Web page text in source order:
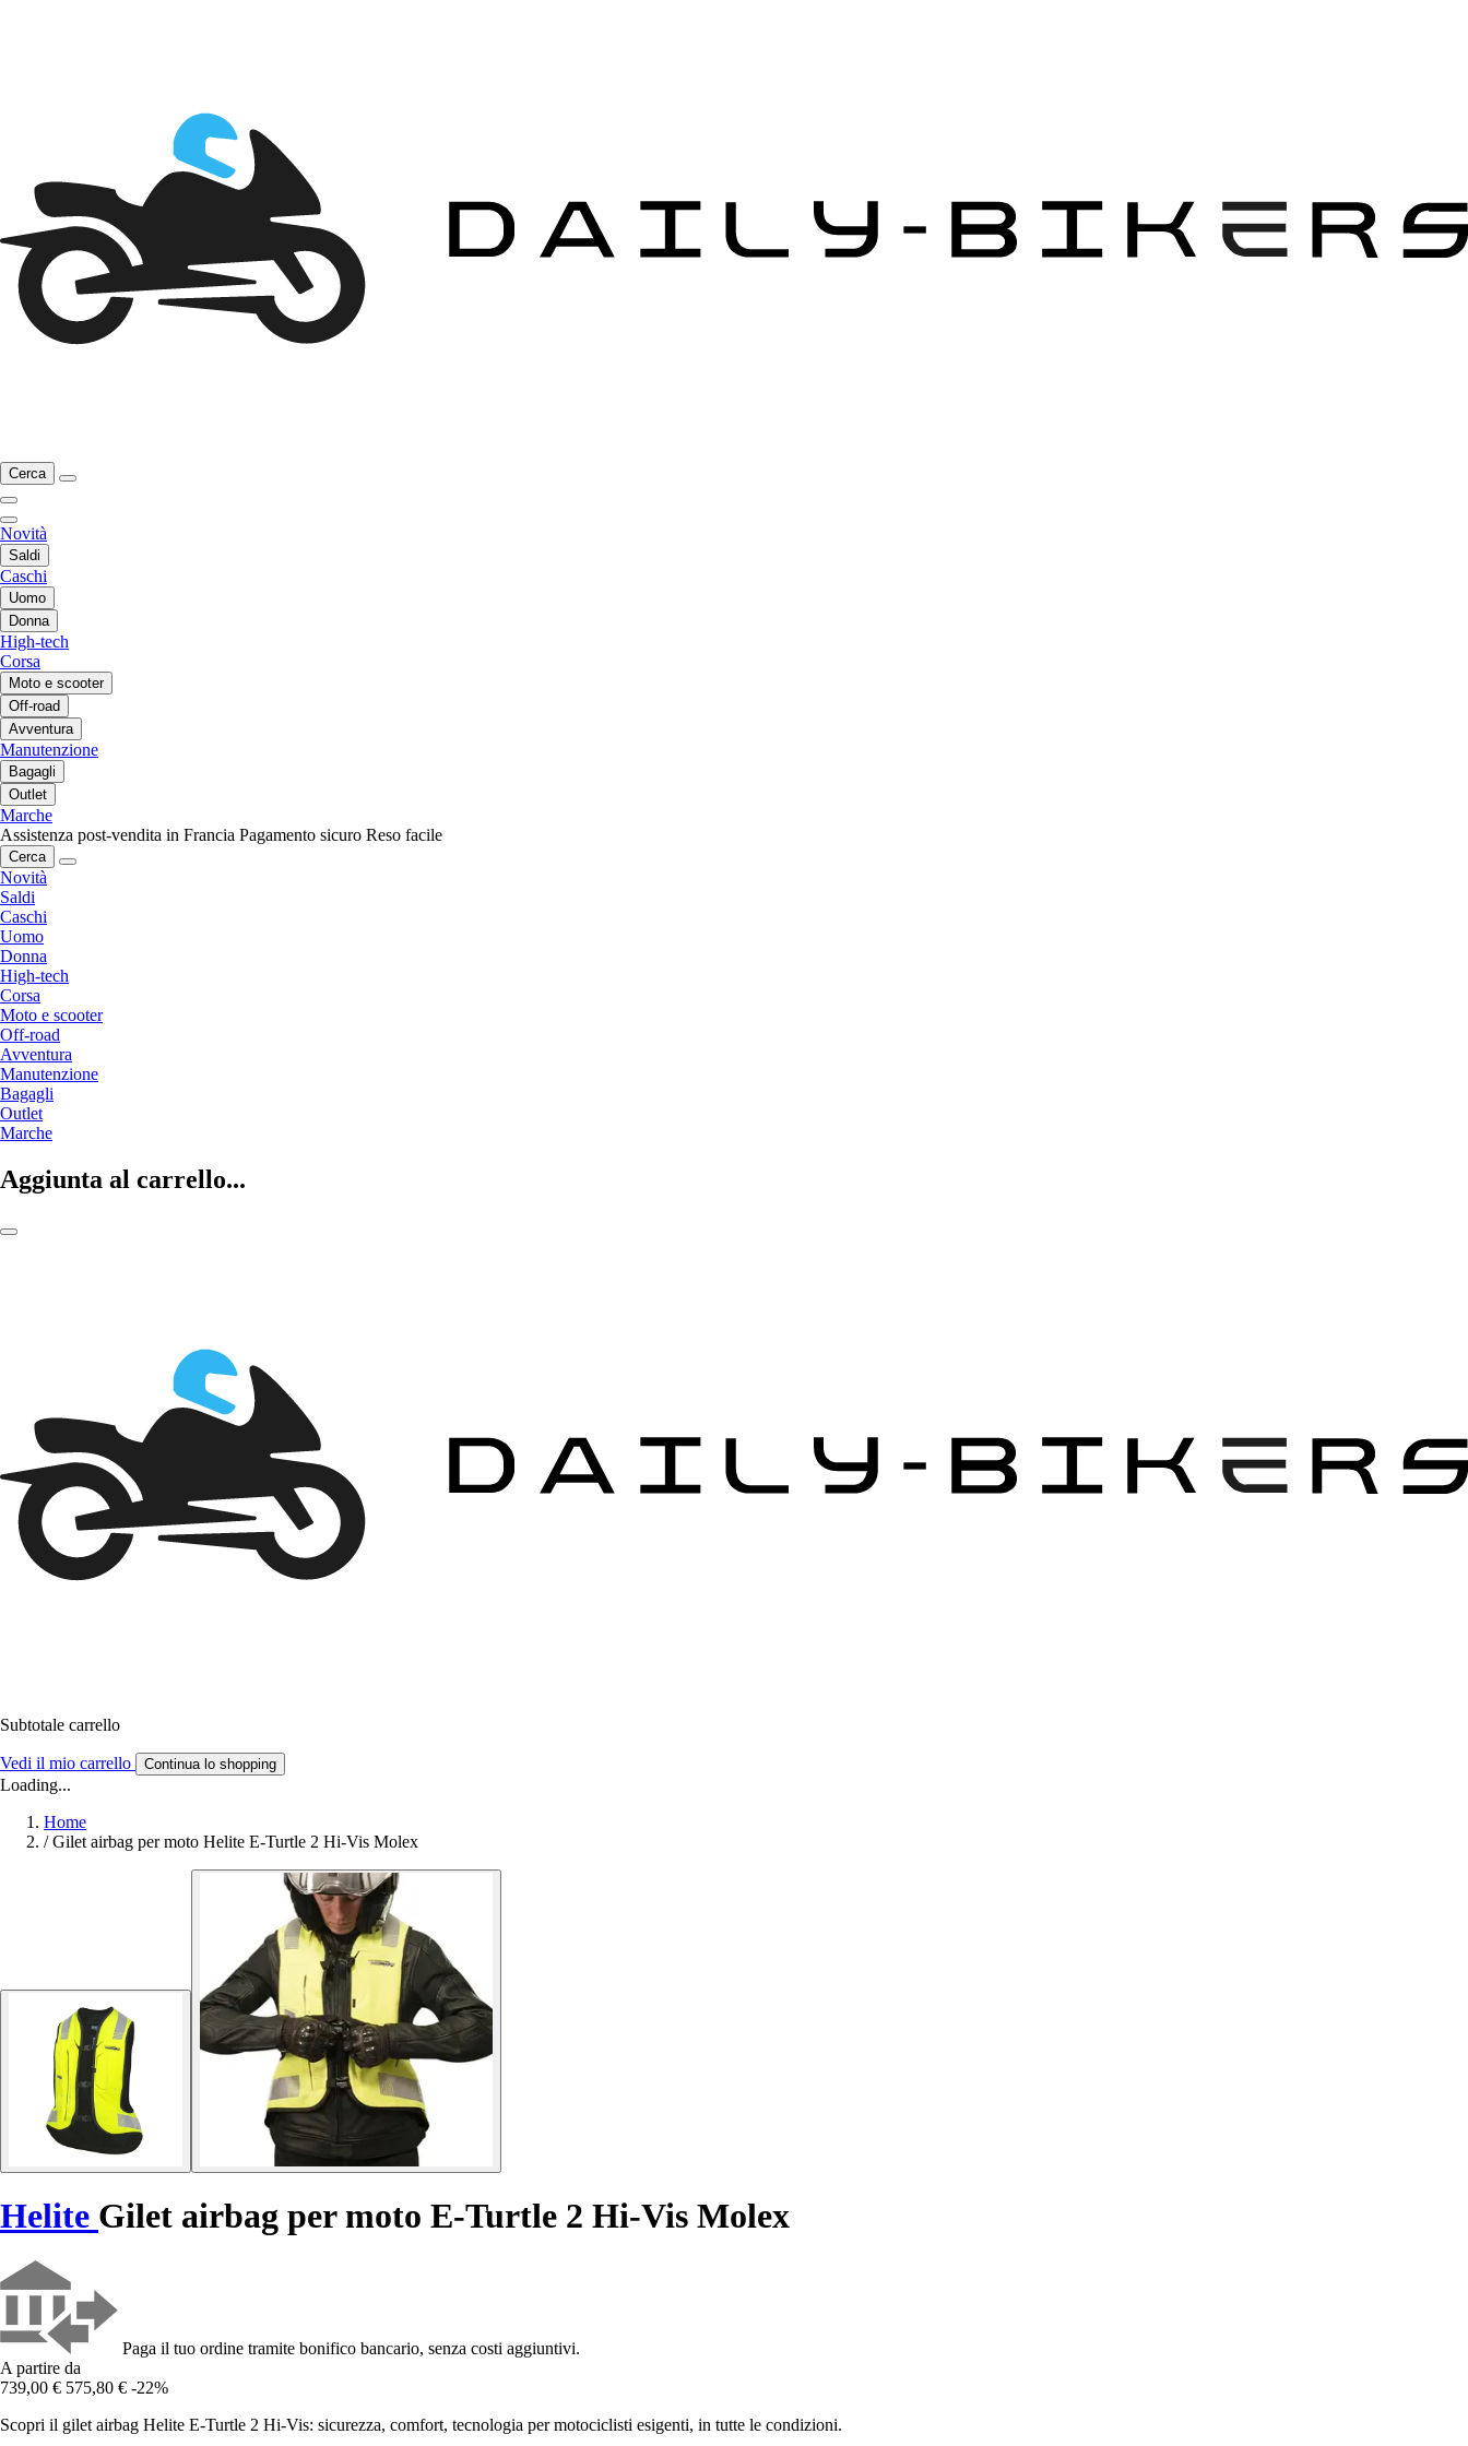
Cerca
Novità
Saldi
Caschi
Uomo
Donna
High-tech
Corsa
Moto e scooter
Off-road
Avventura
Manutenzione
Bagagli
Outlet
Marche
Assistenza post-vendita in Francia Pagamento sicuro Reso facile
Cerca
Novità
Saldi
Caschi
Uomo
Donna
High-tech
Corsa
Moto e scooter
Off-road
Avventura
Manutenzione
Bagagli
Outlet
Marche
Aggiunta al carrello...
Subtotale carrello
Vedi il mio carrello Continua lo shopping
Loading...
Home
/ Gilet airbag per moto Helite E-Turtle 2 Hi-Vis Molex
Helite Gilet airbag per moto E-Turtle 2 Hi-Vis Molex
Paga il tuo ordine tramite bonifico bancario, senza costi aggiuntivi.
A partire da
739,00 € 575,80 € -22%
Scopri il gilet airbag Helite E-Turtle 2 Hi-Vis: sicurezza, comfort, tecnologia per motociclisti esigenti, in tutte le condizioni.